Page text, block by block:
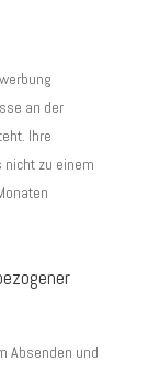
an der
Ihre
nicht zu einem
Absenden und